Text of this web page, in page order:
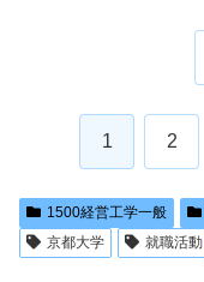
1 2
1500経営工学一般
京都大学
就職活動